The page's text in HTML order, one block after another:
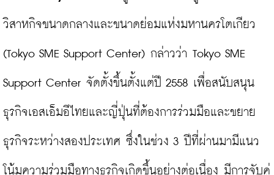
วิสาหกิจขนาดกลางและขนาดย่อมแห่งมหานครโตเกียว
(Tokyo SME Support Center) กล่าวว่า Tokyo SME
Support Center จัดตั้งขึ้นตั้งแต่ปี 2558 เพื่อสนับสนุน
ธุรกิจเอสเอ็มอีไทยและญี่ปุ่นที่ต้องการร่วมมือและขยาย
ธุรกิจระหว่างสองประเทศ ซึ่งในช่วง 3 ปีที่ผ่านมามีแนว
โน้มความร่วมมือทางธุรกิจเกิดขึ้นอย่างต่อเนื่อง มีการจับคู่